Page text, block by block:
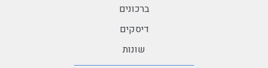
ברכונים
דיסקים
שונות